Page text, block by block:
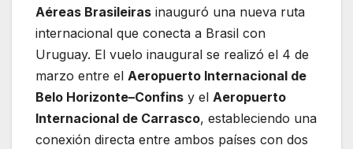
Aéreas Brasileiras inauguró una nueva ruta
internacional que conecta a Brasil con
Uruguay. El vuelo inaugural se realizó el 4 de
marzo entre el Aeropuerto Internacional de
Belo Horizonte–Confins y el Aeropuerto
Internacional de Carrasco, estableciendo una
conexión directa entre ambos países con dos